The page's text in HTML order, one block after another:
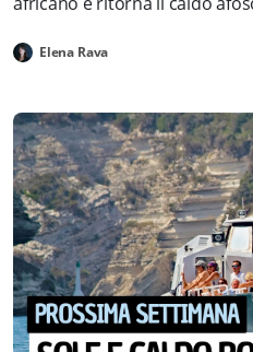
Elena Rava